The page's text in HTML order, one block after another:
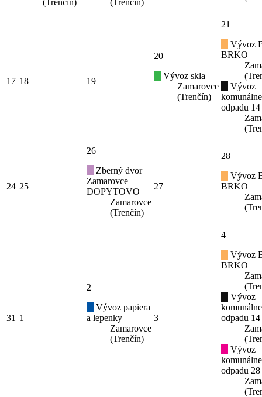
17 18 19
20
Vývoz skla
Zamarovce
(Trenčín)
21
Vývoz
BRKO
Vývoz
odpadu
24 25
26
Zberný dvor
Zamarovce
DOPYTOVO
Zamarovce
(Trenčín)
27
28
Vývoz
BRKO
31 1
2
Vývoz papiera
a lepenky
Zamarovce
(Trenčín)
3
4
Vývoz
BRKO
Vývoz
odpadu
Vývoz
odpadu